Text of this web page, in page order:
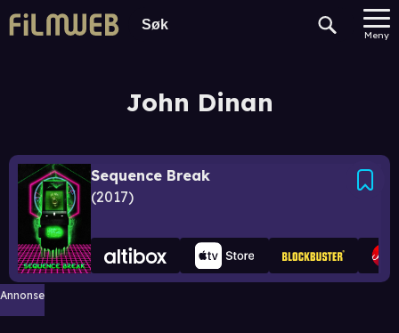
Meny
John Dinan
Sequence Break
2017
Annonse